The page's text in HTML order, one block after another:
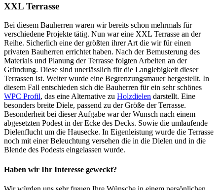
XXL Terrasse
Bei diesem Bauherren waren wir bereits schon mehrmals für
verschiedene Projekte tätig. Nun war eine XXL Terrasse an der
Reihe. Sicherlich eine der größten ihrer Art die wir für einen
privaten Bauherren errichtet haben. Nach der Bemusterung des
Materials und Planung der Terrasse folgten Arbeiten an der
Gründung. Diese sind unerlässlich für die Langlebigkeit dieser
Terrassen ist. Weiter wurde eine Begrenzungsmauer hergestellt. In
diesem Fall entschieden sich die Bauherren für ein sehr schönes
WPC Profil, das eine Alternative zu Holzdielen darstellt. Eine
besonders breite Diele, passend zu der Größe der Terrasse.
Besonderheit bei dieser Aufgabe war der Wunsch nach einem
abgesetzten Podest in der Ecke des Decks. Sowie die umlaufende
Dielenflucht um die Hausecke. In Eigenleistung wurde die Terrasse
noch mit einer Beleuchtung versehen die in die Dielen und in die
Blende des Podests eingelassen wurde.
Haben wir Ihr Interesse geweckt?